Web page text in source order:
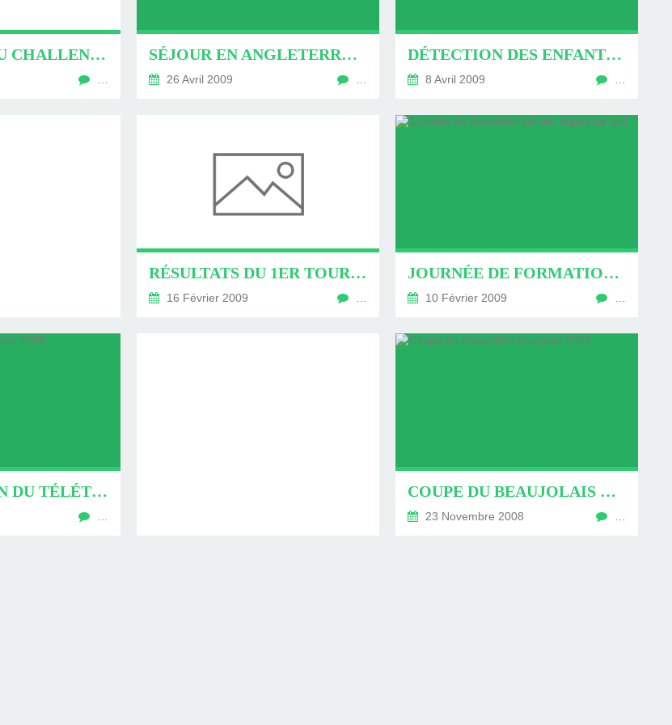
RÉSULTATS DU CHALLENGE GOLF DU 26 AVRIL SÉJOUR EN ANGLETERRE DU 14 AU 15 AVRIL 2009
26 Avril 2009
DÉTECTION DES ENFANTS DE MOINS DE 11ANS
8 Avril 2009
RÉSULTATS DU 1ER TOUR DU CHALLENGE GOLF 2009
16 Février 2009
JOURNÉE DE FORMATION SUR LES RÈGLES DE GOLF
10 Février 2009
COMPÉTITION DU TÉLÉTHON 2008 COUPE DU BEAUJOLAIS NOUVEAU 2008
23 Novembre 2008